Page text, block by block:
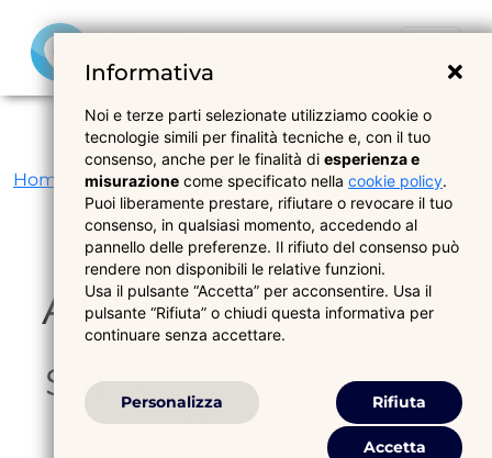
Home Servizi per Medici Assistenza
Assistenza
Apparecchiature
Supporto Completo e
Affidabile
Informativa
Noi e terze parti selezionate utilizziamo cookie o
tecnologie simili per finalità tecniche e, con il tuo
consenso, anche per le finalità di esperienza e
misurazione come specificato nella cookie policy.
Puoi liberamente prestare, rifiutare o revocare il tuo
consenso, in qualsiasi momento, accedendo al
pannello delle preferenze. Il rifiuto del consenso può
rendere non disponibili le relative funzioni.
Usa il pulsante “Accetta” per acconsentire. Usa il
pulsante “Rifiuta” o chiudi questa informativa per
continuare senza accettare.
Personalizza Rifiuta
Accetta